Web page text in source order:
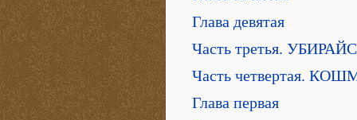
Глава девятая
Часть третья.
Часть четвертая.
Глава первая